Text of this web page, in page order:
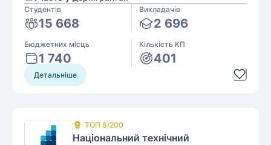
Студентів
15 668
Викладачів
2 696
Бюджетних місць
1 740
Кількість КП
401
Детальніше
ТОП 8/200
Національний технічний